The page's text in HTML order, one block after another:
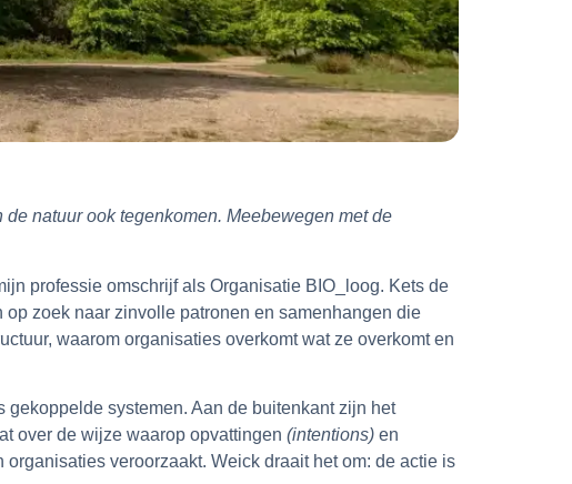
natuur ook tegenkomen. Meebewegen met de
professie omschrijf als Organisatie BIO_loog. Kets de
zoek naar zinvolle patronen en samenhangen die
waarom organisaties overkomt wat ze overkomt en
gekoppelde systemen. Aan de buitenkant zijn het
over de wijze waarop opvattingen (intentions) en
veroorzaakt. Weick draait het om: de actie is